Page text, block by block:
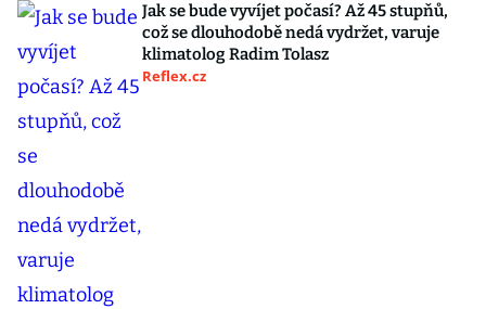
Jak se bude vyvíjet počasí? Až 45 stupňů,
což se dlouhodobě nedá vydržet, varuje
klimatolog Radim Tolasz
Reflex.cz